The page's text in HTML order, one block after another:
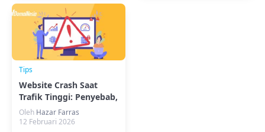
Tips
Website Crash Saat
Trafik Tinggi: Penyebab,
Cara Mengatasi, dan
Mencegahnya
Oleh Hazar Farras
12 Februari 2026